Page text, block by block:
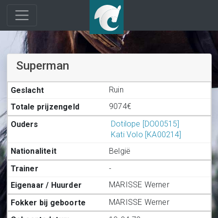
Superman
Ruin
9074€
Dotilope [DO00515]
Kati Volo [KA00214]
België
-
MARISSE Werner
MARISSE Werner